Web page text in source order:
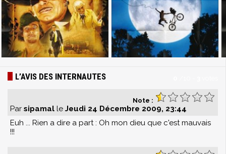
L’AVIS DES INTERNAUTES
Note :
Par sipamal le Jeudi 24 Décembre 2009, 23:44
Euh ... Rien a dire a part : Oh mon dieu que c'est mauvais
!!!